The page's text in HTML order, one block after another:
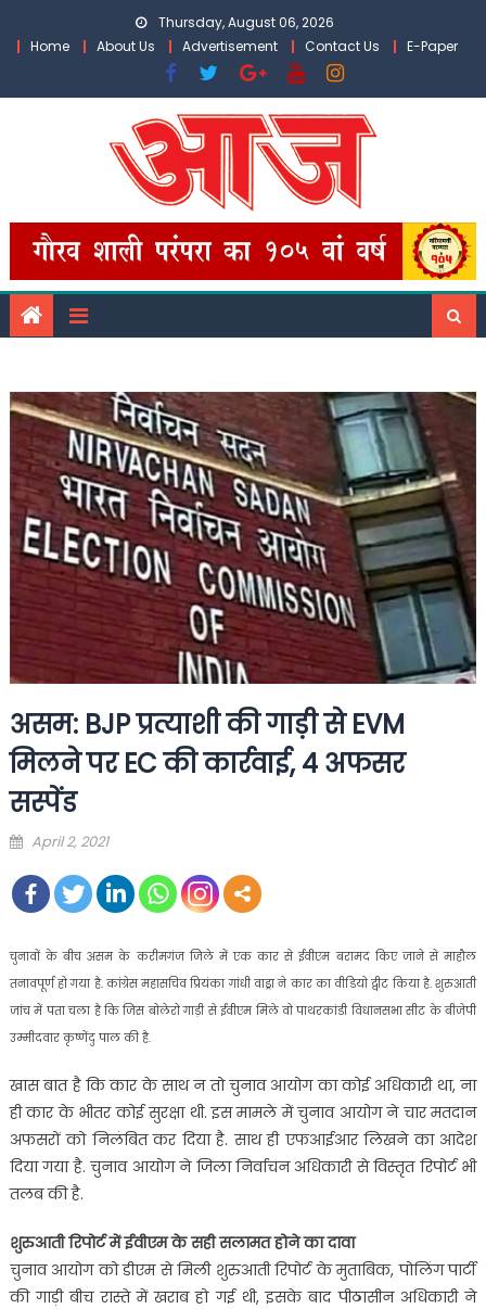
Thursday, August 06, 2026
Home
About Us Advertisement Contact Us E-Paper
असम: BJP प्रत्याशी की गाड़ी से EVM
मिलने पर EC की कार्रवाई, 4 अफसर
सस्पेंड
Posted
April 2, 2021
चुनावों के बीच असम के करीमगंज जिले में एक कार से ईवीएम बरामद किए जाने से माहौल
तनावपूर्ण हो गया है. कांग्रेस महासचिव प्रियंका गांधी वाड्रा ने कार का वीडियो ट्वीट किया है. शुरुआती
जांच में पता चला है कि जिस बोलेरो गाड़ी से ईवीएम मिले वो पाथरकांडी विधानसभा सीट के बीजेपी
उम्मीदवार कृष्णेंदु पाल की है.
खास बात है कि कार के साथ न तो चुनाव आयोग का कोई अधिकारी था, ना
ही कार के भीतर कोई सुरक्षा थी. इस मामले में चुनाव आयोग ने चार मतदान
अफसरों को निलंबित कर दिया है. साथ ही एफआईआर लिखने का आदेश
दिया गया है. चुनाव आयोग ने जिला निर्वाचन अधिकारी से विस्तृत रिपोर्ट भी
तलब की है.
शुरुआती रिपोर्ट में ईवीएम के सही सलामत होने का दावा
चुनाव आयोग को डीएम से मिली शुरुआती रिपोर्ट के मुताबिक, पोलिंग पार्टी
की गाड़ी बीच रास्ते में खराब हो गई थी, इसके बाद पीठासीन अधिकारी ने